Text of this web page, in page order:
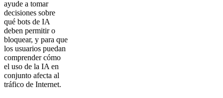
ayude a tomar
decisiones sobre
qué bots de IA
deben permitir o
bloquear, y para que
los usuarios puedan
comprender cómo
el uso de la IA en
conjunto afecta al
tráfico de Internet.